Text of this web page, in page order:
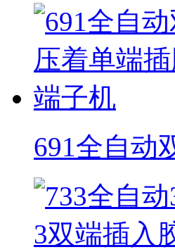
691全自动